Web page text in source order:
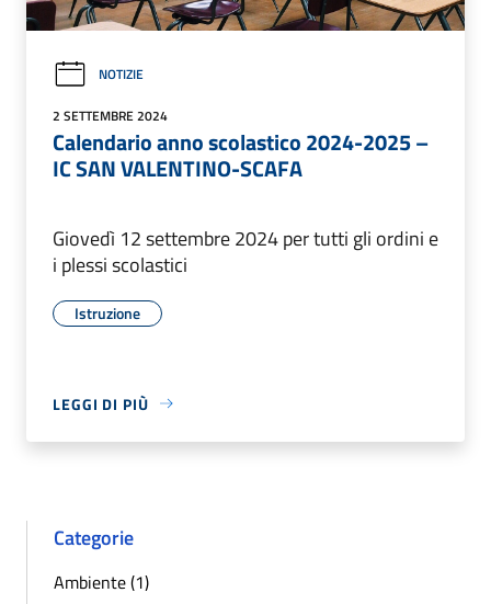
NOTIZIE
2 SETTEMBRE 2024
Calendario anno scolastico 2024-2025 –
IC SAN VALENTINO-SCAFA
Giovedì 12 settembre 2024 per tutti gli ordini e
i plessi scolastici
Istruzione
LEGGI DI PIÙ
Categorie
Ambiente (1)